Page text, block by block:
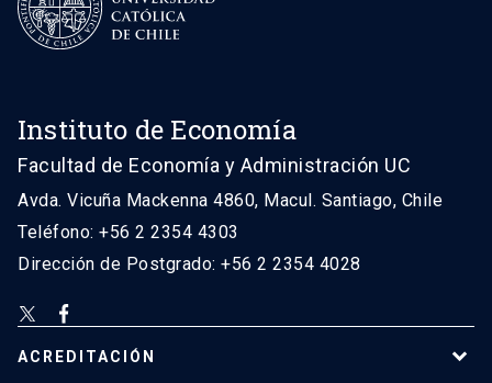
Instituto de Economía
Facultad de Economía y Administración UC
Avda. Vicuña Mackenna 4860, Macul. Santiago, Chile
Teléfono: +56 2 2354 4303
Dirección de Postgrado: +56 2 2354 4028
ACREDITACIÓN